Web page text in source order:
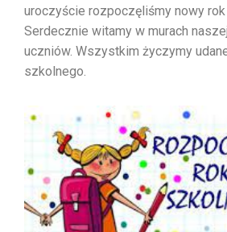
uroczyście rozpoczęliśmy nowy
Serdecznie witamy w murach
uczniów. Wszystkim życzymy
szkolnego.